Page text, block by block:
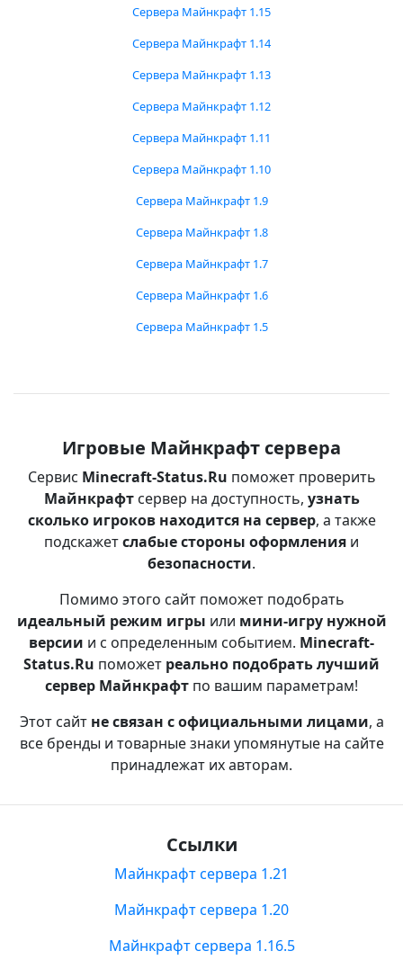
Сервера Майнкрафт 1.15
Сервера Майнкрафт 1.14
Сервера Майнкрафт 1.13
Сервера Майнкрафт 1.12
Сервера Майнкрафт 1.11
Сервера Майнкрафт 1.10
Сервера Майнкрафт 1.9
Сервера Майнкрафт 1.8
Сервера Майнкрафт 1.7
Сервера Майнкрафт 1.6
Сервера Майнкрафт 1.5
Игровые Майнкрафт сервера
Сервис Minecraft-Status.Ru поможет проверить
Майнкрафтсервер на доступность, узнать
сколько игроков находится на сервер, а также
подскажетслабые стороны оформления и
безопасности.
Помимо этого сайт поможет подобрать
идеальный режим игры или мини-игру нужной
версии и с определенным событием. Minecraft-
Status.Ru поможет реально подобрать лучший
сервер Майнкрафт по вашим параметрам!
Этот сайт не связан с официальными лицами, а
все бренды и товарные знаки упомянутые на сайте
принадлежат их авторам.
Ссылки
Майнкрафт сервера 1.21
Майнкрафт сервера 1.20
Майнкрафт сервера 1.16.5